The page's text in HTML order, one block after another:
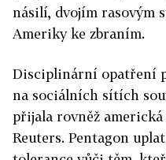
násilí, dvojím rasovým
Ameriky ke zbraním.
Disciplinární opatření
na sociálních sítích
přijala rovněž americká
Reuters. Pentagon